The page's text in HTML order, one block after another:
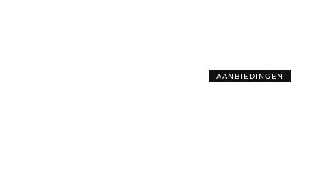
AANBIEDINGEN